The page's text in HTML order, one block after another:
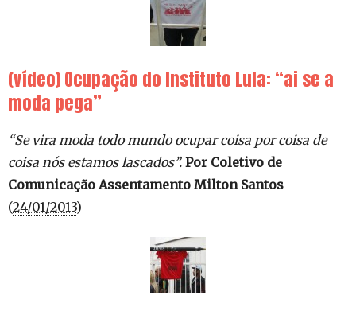
(vídeo) Ocupação do Instituto Lula: “ai se a
moda pega”
“Se vira moda todo mundo ocupar coisa por coisa de
coisa nós estamos lascados”. Por Coletivo de
Comunicação Assentamento Milton Santos
(24/01/2013)